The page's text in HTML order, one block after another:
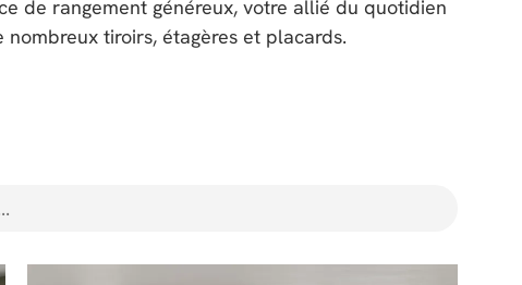
de rangement généreux, votre allié du quotidien
tiroirs, étagères et placards.